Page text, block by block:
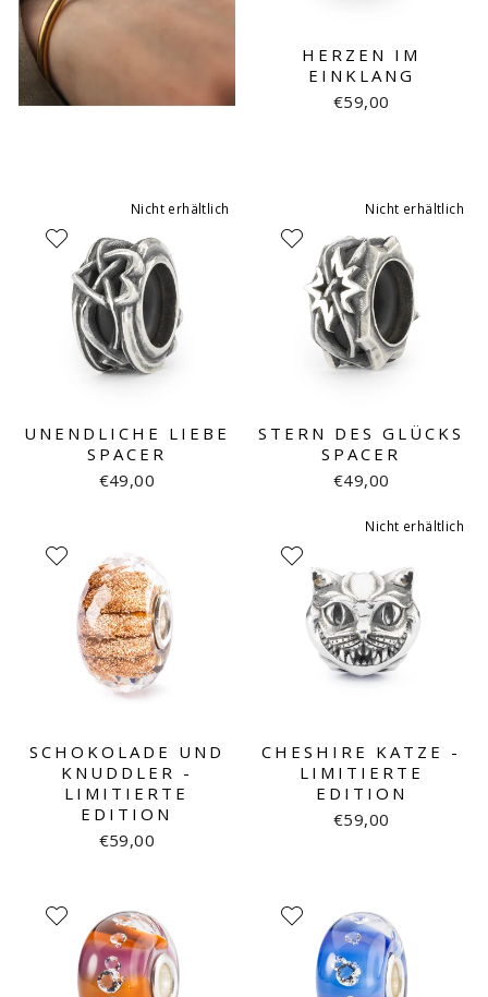
HERZEN IM
EINKLANG
€59,00
Nicht erhältlich
UNENDLICHE LIEBE
SPACER
€49,00
Nicht erhältlich
STERN DES GLÜCKS
SPACER
€49,00
SCHOKOLADE UND
KNUDDLER -
LIMITIERTE
EDITION
€59,00
Nicht erhältlich
CHESHIRE KATZE -
LIMITIERTE
EDITION
€59,00